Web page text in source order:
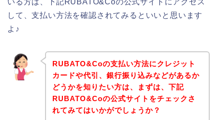
して、支払い方法を確認されてみるといいと思います
よ♪
RUBATO&Coの支払い方法にクレジット
カードや代引、銀行振り込みなどがあるか
どうかを知りたい方は、まずは、下記
RUBATO&Coの公式サイトをチェックさ
れてみてはいかがでしょうか？